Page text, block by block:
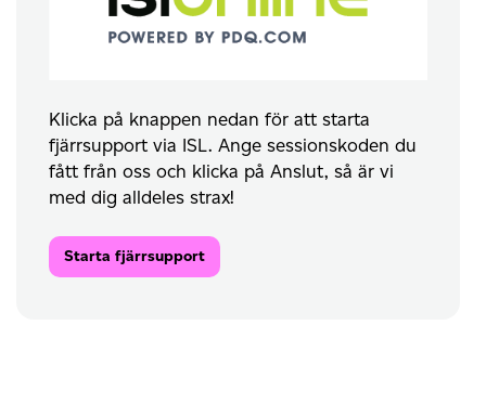
Klicka på knappen nedan för att starta
fjärrsupport via ISL. Ange sessionskoden du
fått från oss och klicka på Anslut, så är vi
med dig alldeles strax!
Starta fjärrsupport